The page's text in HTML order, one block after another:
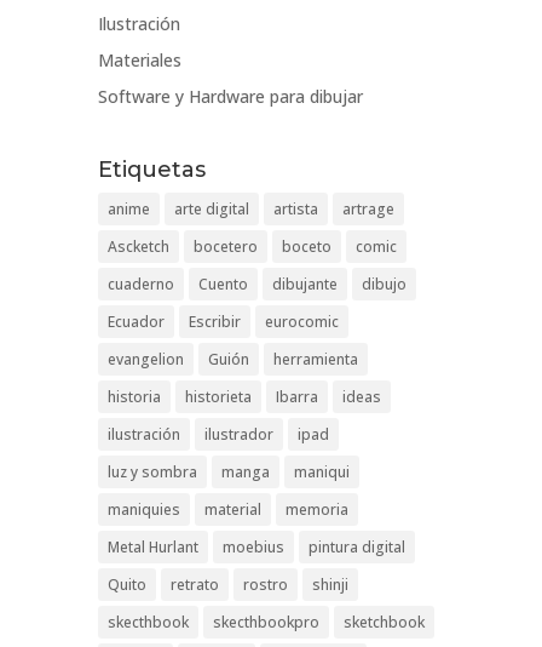
Ilustración
Materiales
Software y Hardware para dibujar
Etiquetas
anime arte digital artista
artrage
Ascketch
bocetero boceto
comic
cuaderno
Cuento dibujante
dibujo
Ecuador
Escribir
eurocomic
evangelion
Guión
herramienta
historia
historieta Ibarra
ideas
ilustración
ilustrador
ipad
luz y sombra
manga
maniqui
maniquies
material
memoria
Metal Hurlant
moebius
pintura digital
Quito
retrato rostro
shinji
skecthbook
skecthbookpro
sketchbook